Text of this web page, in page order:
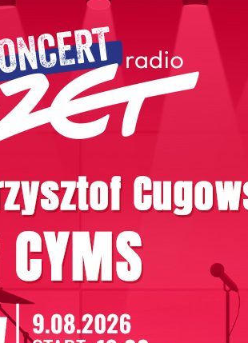
z saun, łaźni parowych oraz
czasach. W
dorosłych, jak i dzieci. Baseny
oraz specjalne strefy
które sprzyja spacerom i
turystów. Są to
uczestniczenia w ciekawych
czy spotkania ze znajomymi.